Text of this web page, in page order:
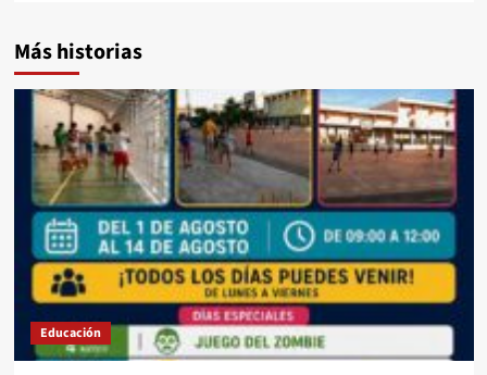
Más historias
Educación